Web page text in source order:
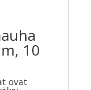
10
ovat